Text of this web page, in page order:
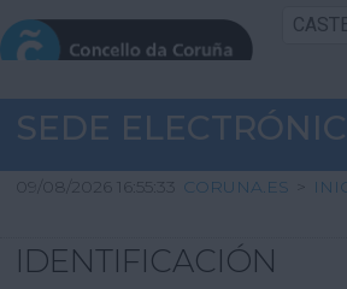
INICIO SEDE
INICIO
INFORMACIÓN
SEDE
09/08/2026 16:55:33 CORUNA.ES >
IDENTIFICACIÓN